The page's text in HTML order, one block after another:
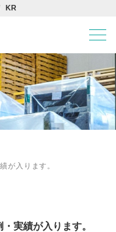
KR
が入ります。
実績が入ります。